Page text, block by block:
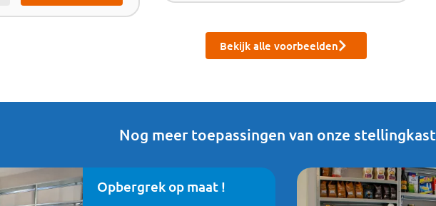
Bekijk alle voorbeelden
Nog meer toepassingen van onze
Opbergrek op maat !